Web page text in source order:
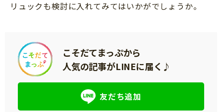
リュックも検討に入れてみてはいかがでしょうか。
こそだてまっぷから
人気の記事がLINEに届く♪
友だち追加